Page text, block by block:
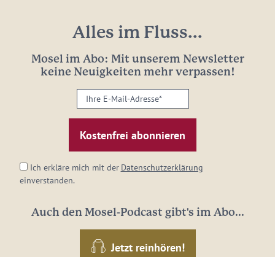
Alles im Fluss...
Mosel im Abo: Mit unserem Newsletter
keine Neuigkeiten mehr verpassen!
Ihre
E-
Mail-
Adresse:
Ich erkläre mich mit der Datenschutzerklärung
einverstanden.
Auch den Mosel-Podcast gibt's im Abo...
Jetzt reinhören!